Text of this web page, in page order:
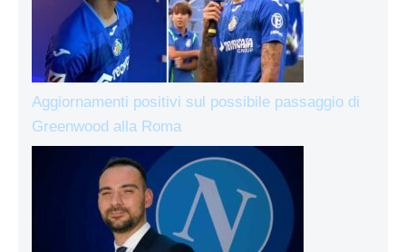
Aggiornamenti positivi sul possibile passaggio di
Greenwood alla Roma